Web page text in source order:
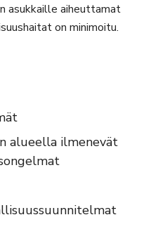
asukkaille aiheuttamat
on minimoitu.
alueella ilmenevät